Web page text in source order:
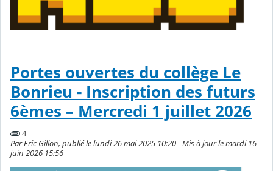
Portes ouvertes du collège Le
Bonrieu - Inscription des futurs
6èmes – Mercredi 1 juillet 2026
4
Par Eric Gillon, publié le lundi 26 mai 2025 10:20 - Mis à jour le mardi 16
juin 2026 15:56